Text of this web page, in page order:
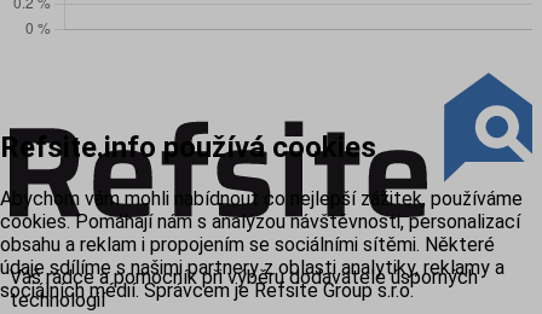
Váš rádce a pomocník při výběru dodavatele úsporných
technologií
Refsite.info používá cookies
Abychom vám mohli nabídnout co nejlepší zážitek, používáme
cookies. Pomáhají nám s analýzou návštěvnosti, personalizací
obsahu a reklam i propojením se sociálními sítěmi. Některé
údaje sdílíme s našimi partnery z oblasti analytiky, reklamy a
sociálních médií. Správcem je Refsite Group s.r.o.